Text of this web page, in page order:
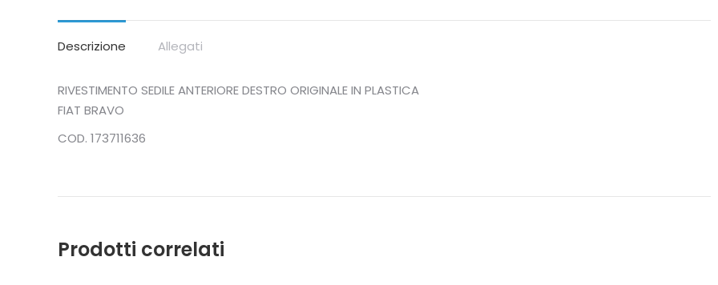
Descrizione Allegati
RIVESTIMENTO SEDILE ANTERIORE DESTRO ORIGINALE IN PLASTICA
FIAT BRAVO
COD. 173711636
Prodotti correlati